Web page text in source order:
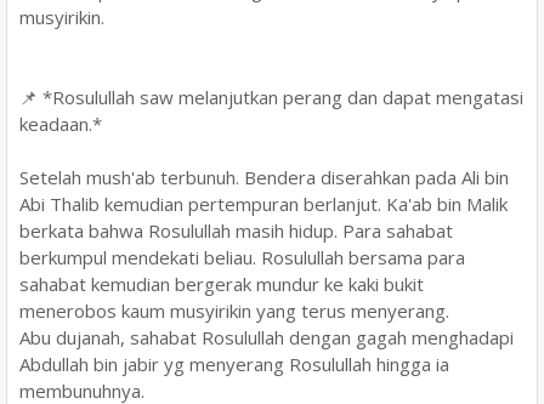
musyirikin.
📌 *Rosulullah saw melanjutkan perang dan dapat mengatasi
keadaan.*
Setelah mush'ab terbunuh. Bendera diserahkan pada Ali bin
Abi Thalib kemudian pertempuran berlanjut. Ka'ab bin Malik
berkata bahwa Rosulullah masih hidup. Para sahabat
berkumpul mendekati beliau. Rosulullah bersama para
sahabat kemudian bergerak mundur ke kaki bukit
menerobos kaum musyirikin yang terus menyerang.
Abu dujanah, sahabat Rosulullah dengan gagah menghadapi
Abdullah bin jabir yg menyerang Rosulullah hingga ia
membunuhnya.